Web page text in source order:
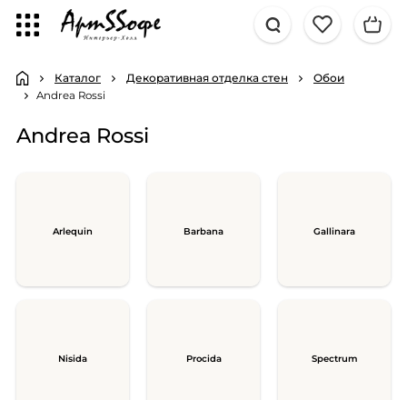
Каталог Декоративная отделка стен Обои
Andrea Rossi
Andrea Rossi
Arlequin Barbana Gallinara
Nisida Procida Spectrum